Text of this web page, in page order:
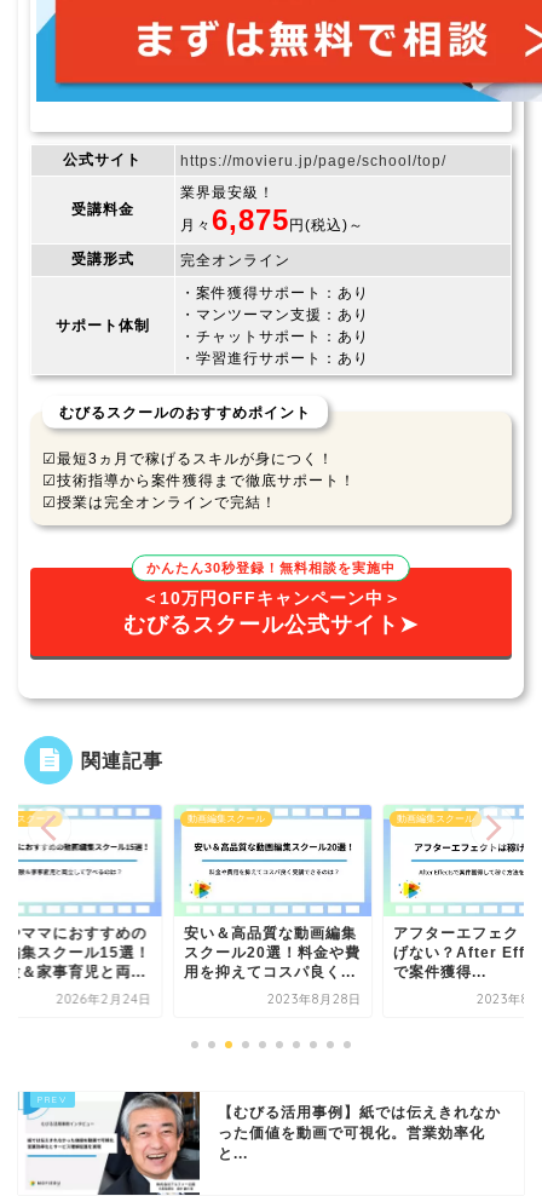
公式サイト https://movieru.jp/page/school/top/
受講料金
業界最安級！
月々 6,875 円(税込)～
受講形式
完全オンライン
サポート体制
・案件獲得サポート：あり
・マンツーマン支援：あり
・チャットサポート：あり
・学習進行サポート：あり
むびるスクールのおすすめポイント
☑最短3ヵ月で稼げるスキルが身につく！
☑技術指導から案件獲得まで徹底サポート！
☑授業は完全オンラインで完結！
かんたん30秒登録！無料相談を実施中
＜10万円OFFキャンペーン中＞
むびるスクール公式サイト➤
関連記事
集スクール
やママにおすすめの
編集スクール15選！
験＆家事育児と両...
2026年2月24日
動画編集スクール
安い＆高品質な動画編集
スクール20選！料金や費
用を抑えてコスパ良く...
2023年8月28日
動画編集スクール
アフターエフェクト
げない？After
で案件獲得...
2023年8
【むびる活用事例】紙では伝えきれなか
った価値を動画で可視化。営業効率化
と...